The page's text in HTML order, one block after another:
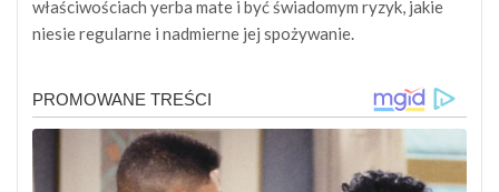
właściwościach yerba mate i być świadomym ryzyk, jakie
niesie regularne i nadmierne jej spożywanie.